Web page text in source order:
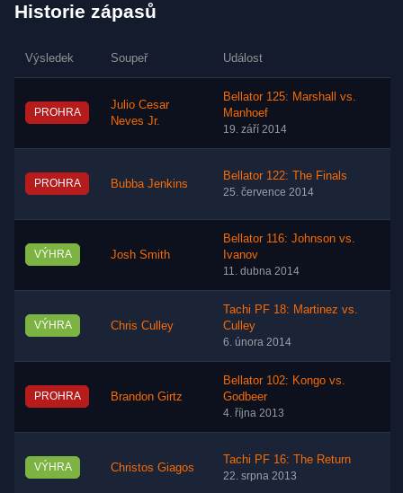
Historie zápasů
Výsledek Soupeř Událost
PROHRA
Julio Cesar
Neves Jr.
Bellator 125: Marshall vs.
Manhoef
19. září 2014
PROHRA Bubba Jenkins
Bellator 122: The Finals
25. července 2014
VÝHRA Josh Smith
Bellator 116: Johnson vs.
Ivanov
11. dubna 2014
VÝHRA Chris Culley
Tachi PF 18: Martinez vs.
Culley
6. února 2014
PROHRA Brandon Girtz
Bellator 102: Kongo vs.
Godbeer
4. října 2013
VÝHRA Christos Giagos
Tachi PF 16: The Return
22. srpna 2013